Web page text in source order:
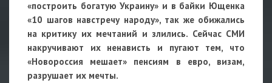
«построить богатую Украину» и в байки Ющенка
«10 шагов навстречу народу», так же обижались
на критику их мечтаний и злились. Сейчас СМИ
накручивают их ненависть и пугают тем, что
«Новороссия мешает» пенсиям в евро, визам,
разрушает их мечты.